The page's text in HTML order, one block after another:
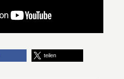
teilen